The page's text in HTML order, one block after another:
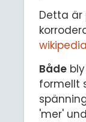
Detta är
Både
formellt
'mer'